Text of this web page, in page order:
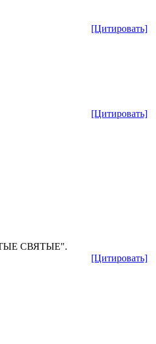
[Цитировать]
[Цитировать]
[Цитировать]
СВЯТЫЕ".